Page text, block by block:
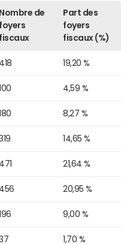
Nombre de
foyers
fiscaux
Part des
foyers
fiscaux (%)
418 19,20 %
4,59 %
8,27 %
14,65 %
471 21,64 %
456 20,95 %
9,00 %
1,70 %